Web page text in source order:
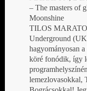
– The masters of
Moonshine
TILOS
Underground
hagyományosan
köré fonódik, így
lemezlovasokkal,